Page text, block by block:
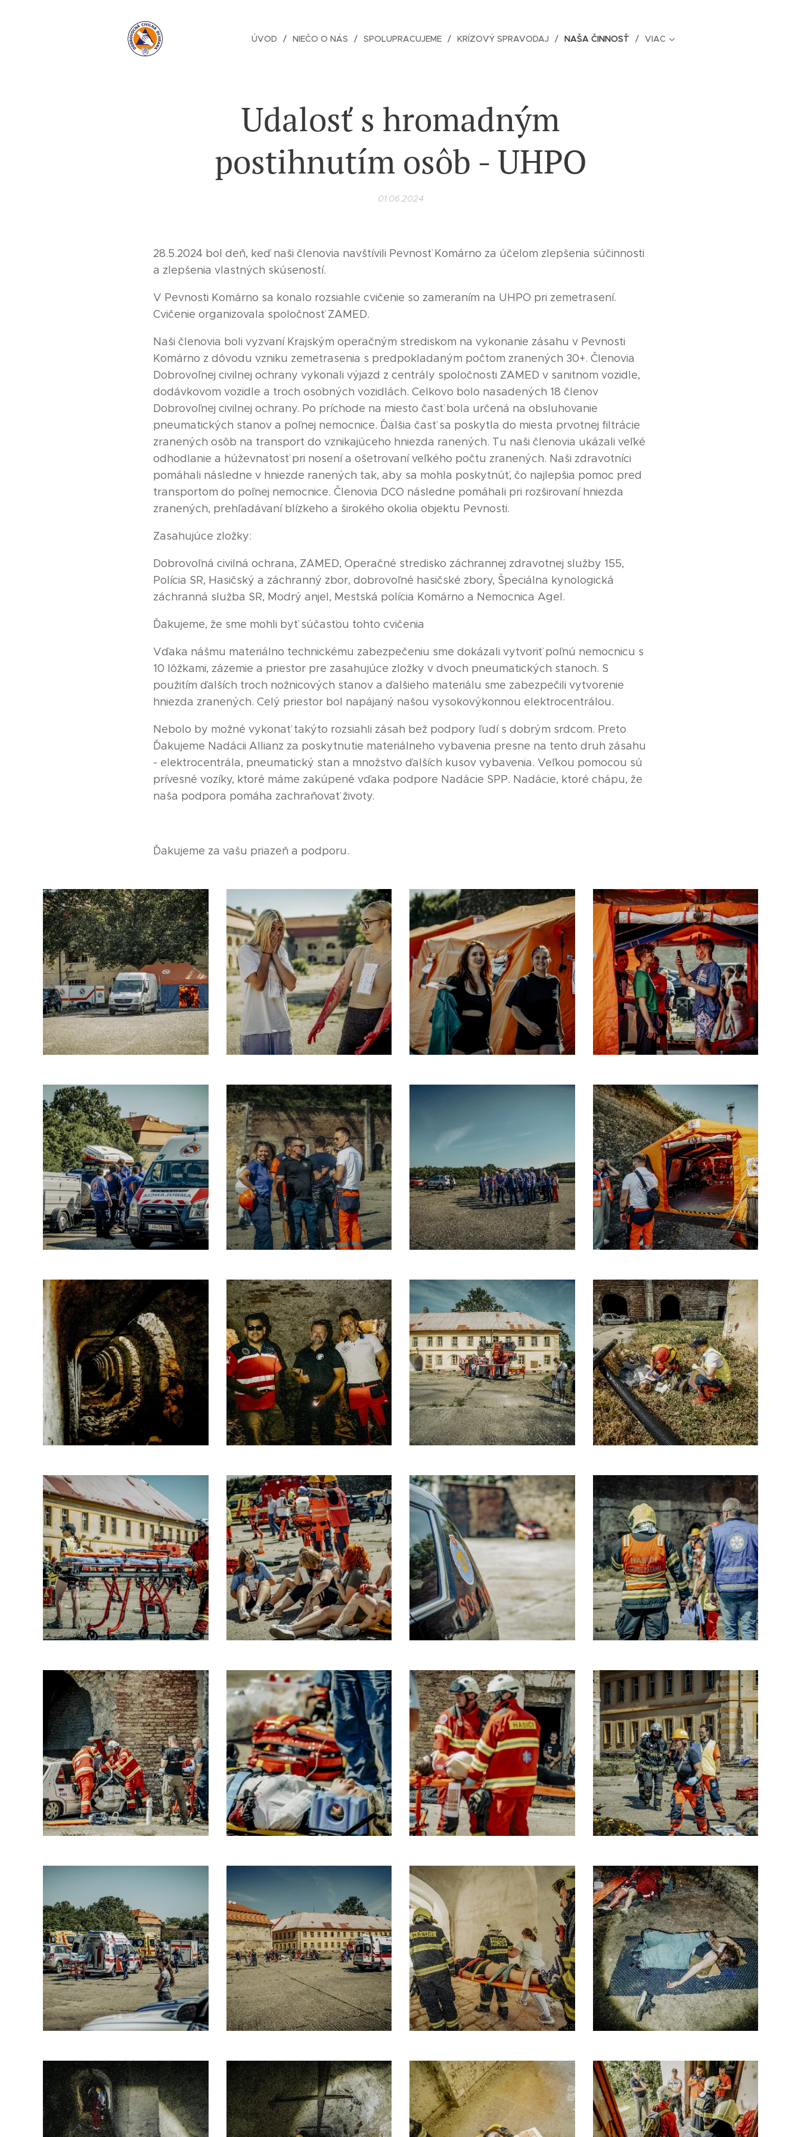
ÚVOD NIEČO O NÁS SPOLUPRACUJEME KRÍZOVÝ SPRAVODAJ NAŠA ČINNOSŤ VIAC
Udalosť s hromadným
postihnutím osôb - UHPO
01.06.2024
28.5.2024 bol deň, keď naši členovia navštívili Pevnosť Komárno za účelom zlepšenia súčinnosti
a zlepšenia vlastných skúseností.
V Pevnosti Komárno sa konalo rozsiahle cvičenie so zameraním na UHPO pri zemetrasení.
Cvičenie organizovala spoločnosť ZAMED.
Naši členovia boli vyzvaní Krajským operačným strediskom na vykonanie zásahu v Pevnosti
Komárno z dôvodu vzniku zemetrasenia s predpokladaným počtom zranených 30+. Členovia
Dobrovoľnej civilnej ochrany vykonali výjazd z centrály spoločnosti ZAMED v sanitnom vozidle,
dodávkovom vozidle a troch osobných vozidlách. Celkovo bolo nasadených 18 členov
Dobrovoľnej civilnej ochrany. Po príchode na miesto časť bola určená na obsluhovanie
pneumatických stanov a poľnej nemocnice. Ďalšia časť sa poskytla do miesta prvotnej filtrácie
zranených osôb na transport do vznikajúceho hniezda ranených. Tu naši členovia ukázali veľké
odhodlanie a húževnatosť pri nosení a ošetrovaní veľkého počtu zranených. Naši zdravotníci
pomáhali následne v hniezde ranených tak, aby sa mohla poskytnúť, čo najlepšia pomoc pred
transportom do poľnej nemocnice. Členovia DCO následne pomáhali pri rozširovaní hniezda
zranených, prehľadávaní blízkeho a širokého okolia objektu Pevnosti.
Zasahujúce zložky:
Dobrovoľná civilná ochrana, ZAMED, Operačné stredisko záchrannej zdravotnej služby 155,
Polícia SR, Hasičský a záchranný zbor, dobrovoľné hasičské zbory, Špeciálna kynologická
záchranná služba SR, Modrý anjel, Mestská polícia Komárno a Nemocnica Agel.
Ďakujeme, že sme mohli byť súčasťou tohto cvičenia
Vďaka nášmu materiálno technickému zabezpečeniu sme dokázali vytvoriť poľnú nemocnicu s
10 lôžkami, zázemie a priestor pre zasahujúce zložky v dvoch pneumatických stanoch. S
použitím ďalších troch nožnicových stanov a ďalšieho materiálu sme zabezpečili vytvorenie
hniezda zranených. Celý priestor bol napájaný našou vysokovýkonnou elektrocentrálou.
Nebolo by možné vykonať takýto rozsiahli zásah bež podpory ľudí s dobrým srdcom. Preto
Ďakujeme Nadácii Allianz za poskytnutie materiálneho vybavenia presne na tento druh zásahu
- elektrocentrála, pneumatický stan a množstvo ďalších kusov vybavenia. Veľkou pomocou sú
prívesné vozíky, ktoré máme zakúpené vďaka podpore Nadácie SPP. Nadácie, ktoré chápu, že
naša podpora pomáha zachraňovať životy.
Ďakujeme za vašu priazeň a podporu.